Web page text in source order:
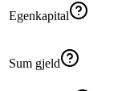
Egenkapital
Sum gjeld